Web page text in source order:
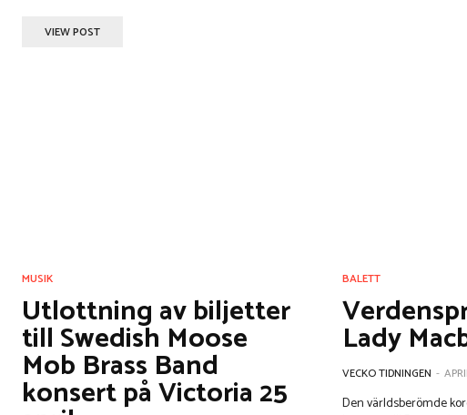
VIEW POST
MUSIK
Utlottning av biljetter
till Swedish Moose
Mob Brass Band
konsert på Victoria 25
BALETT
Lady
VECKO TIDNINGEN -
Den världsberömde